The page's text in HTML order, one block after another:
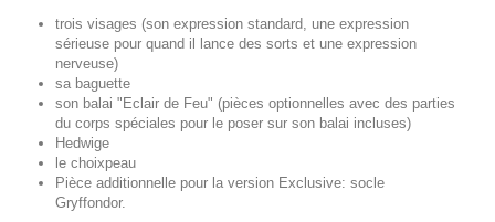
trois visages (son expression standard, une expression
sérieuse pour quand il lance des sorts et une expression
nerveuse)
sa baguette
son balai "Eclair de Feu" (pièces optionnelles avec des parties
du corps spéciales pour le poser sur son balai incluses)
Hedwige
le choixpeau
Pièce additionnelle pour la version Exclusive: socle
Gryffondor.